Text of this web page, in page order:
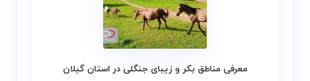
معرفی مناطق بکر و زیبای جنگلی در استان گیلان